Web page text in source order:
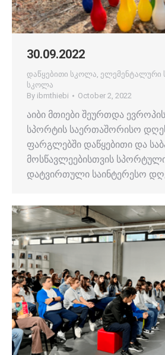
30.09.2022
დაწყებითი სკოლა, ელემენტალური
სკოლა
By ibmthiebi October 2, 2022
აიბი მთიები შეურთდა
სპორტის საერთაშორისო
ფარგლებში დაწყებითი და
მოსწავლეებისთვის
დატვირთული საინტერესო